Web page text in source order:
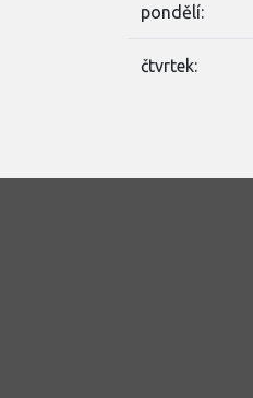
pondělí:
čtvrtek: